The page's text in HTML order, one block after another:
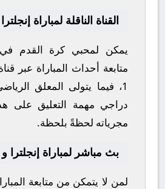
القناة الناقلة لمباراة
يمكن لمحبي كرة القدم
متابعة أحداث المباراة عبر
1، فيما يتولى المعلق
دراجي مهمة التعليق على
مجرياته لحظةً بلحظة.
بث مباشر لمباراة إنجلترا و
لمن لا يتمكن من متابعة